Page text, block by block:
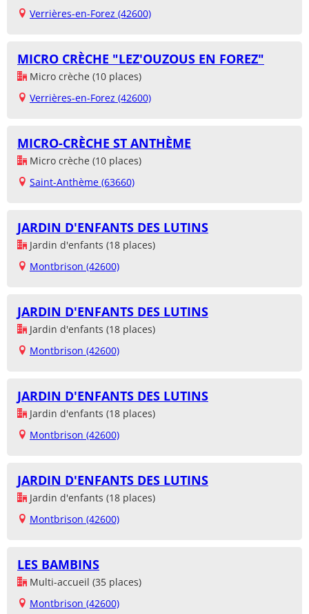
Verrières-en-Forez (42600)
MICRO CRÈCHE "LEZ'OUZOUS EN FOREZ"
Micro crèche (10 places)
Verrières-en-Forez (42600)
MICRO-CRÈCHE ST ANTHÈME
Micro crèche (10 places)
Saint-Anthème (63660)
JARDIN D'ENFANTS DES LUTINS
Jardin d'enfants (18 places)
Montbrison (42600)
JARDIN D'ENFANTS DES LUTINS
Jardin d'enfants (18 places)
Montbrison (42600)
JARDIN D'ENFANTS DES LUTINS
Jardin d'enfants (18 places)
Montbrison (42600)
JARDIN D'ENFANTS DES LUTINS
Jardin d'enfants (18 places)
Montbrison (42600)
LES BAMBINS
Multi-accueil (35 places)
Montbrison (42600)